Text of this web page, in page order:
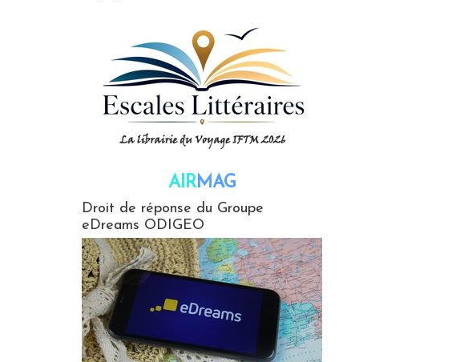
AIRMAG
Droit de réponse du Groupe
eDreams ODIGEO